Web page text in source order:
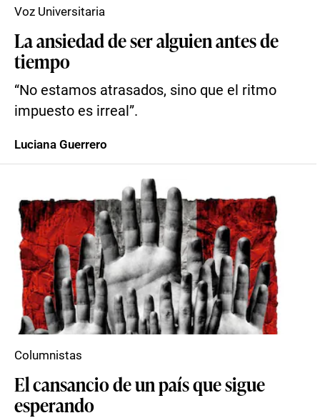
La ansiedad de ser alguien antes de
tiempo
“No estamos atrasados, sino que el ritmo
impuesto es irreal”.
Voz Universitaria
Luciana Guerrero
El cansancio de un país que sigue
esperando
Columnistas